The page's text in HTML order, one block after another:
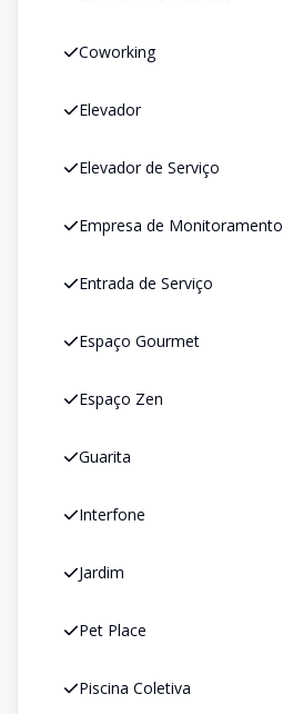
Coworking
Elevador
Elevador de Serviço
Empresa de Monitoramento
Entrada de Serviço
Espaço Gourmet
Espaço Zen
Guarita
Interfone
Jardim
Pet Place
Piscina Coletiva